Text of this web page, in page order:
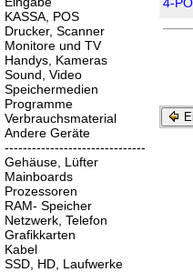
4-
KASSA, POS
Drucker, Scanner
Monitore und TV
Handys, Kameras
Sound, Video
Speichermedien
Programme
Verbrauchsmaterial
Andere Geräte
-------------------------------
Gehäuse, Lüfter
Mainboards
Prozessoren
RAM- Speicher
Netzwerk, Telefon
Grafikkarten
Kabel
SSD, HD, Laufwerke